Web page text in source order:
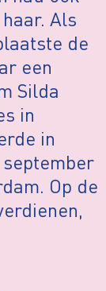
Als
de
een
Silda
in
in
Op de